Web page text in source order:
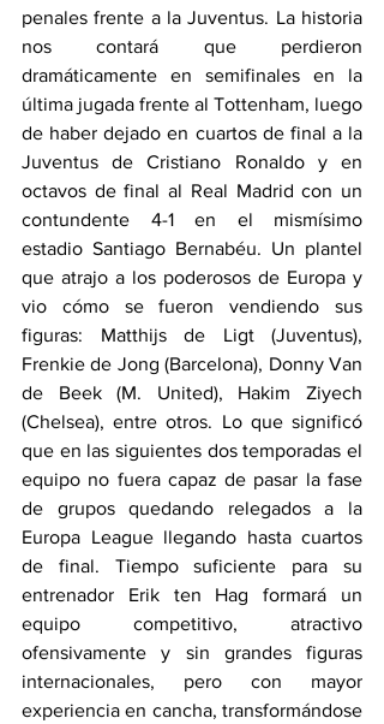
penales frente a la Juventus. La historia
nos contará que perdieron
dramáticamente en semifinales en la
última jugada frente al Tottenham, luego
de haber dejado en cuartos de final a la
Juventus de Cristiano Ronaldo y en
octavos de final al Real Madrid con un
contundente 4-1 en el mismísimo
estadio Santiago Bernabéu. Un plantel
que atrajo a los poderosos de Europa y
vio cómo se fueron vendiendo sus
figuras: Matthijs de Ligt (Juventus),
Frenkie de Jong (Barcelona), Donny Van
de Beek (M. United), Hakim Ziyech
(Chelsea), entre otros. Lo que significó
que en las siguientes dos temporadas el
equipo no fuera capaz de pasar la fase
de grupos quedando relegados a la
Europa League llegando hasta cuartos
de final. Tiempo suficiente para su
entrenador Erik ten Hag formará un
equipo competitivo, atractivo
ofensivamente y sin grandes figuras
internacionales, pero con mayor
experiencia en cancha, transformándose